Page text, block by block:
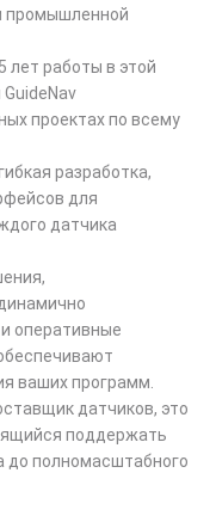
промышленной
лет работы в этой
проектах по всему
разработка,
для
датчика
оперативные
ваших программ.
датчиков, это
поддержать
до полномасштабного